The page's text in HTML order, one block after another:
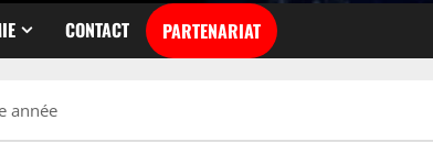
CONTACT PARTENARIAT
année